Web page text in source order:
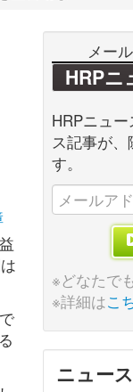
メー
HRPニ
HRPニュ
ス記事が、
す。
※どなたで
※詳細はこ
ニュー